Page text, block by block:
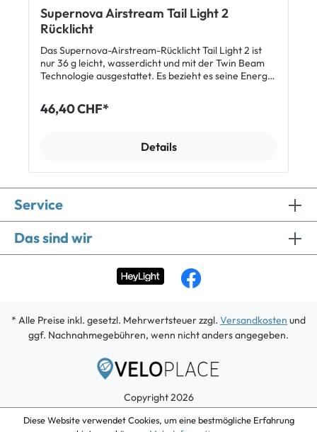
Supernova Airstream Tail Light 2
Rücklicht
Das Supernova-Airstream-Rücklicht Tail Light 2 ist
nur 36 g leicht, wasserdicht und mit der Twin Beam
Technologie ausgestattet. Es bezieht es seine Energie
eigene Energiequelle. Die Sattelstützhalterung ist
flexibel an alle Durchmesser anpassbar, leicht zu
Supernova Airstream Scheinwerfer kompatibel.
Lieferumfang: 1 x Supernova Airstream Tail Light 2
Rücklicht
46,40 CHF*
Details
Service
Das sind wir
* Alle Preise inkl. gesetzl. Mehrwertsteuer zzgl. Versandkosten und
ggf. Nachnahmegebühren, wenn nicht anders angegeben.
Copyright 2026
Diese Website verwendet Cookies, um eine bestmögliche Erfahrung